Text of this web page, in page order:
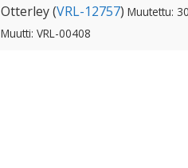
Otterley (VRL-12757) Muutettu:
Muutti: VRL-00408